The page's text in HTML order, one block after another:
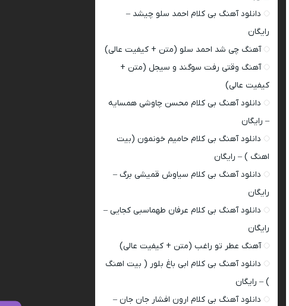
دانلود آهنگ بی کلام احمد سلو چیشد –
رایگان
آهنگ چی شد احمد سلو (متن + کیفیت عالی)
آهنگ وقتی رفت سوگند و سیجل (متن +
کیفیت عالی)
دانلود آهنگ بی کلام محسن چاوشی همسایه
– رایگان
دانلود آهنگ بی کلام حامیم خونمون (بیت
اهنگ ) – رایگان
دانلود آهنگ بی کلام سیاوش قمیشی برگ –
رایگان
دانلود آهنگ بی کلام عرفان طهماسبی کجایی –
رایگان
آهنگ عطر تو راغب (متن + کیفیت عالی)
دانلود آهنگ بی کلام ابی باغ بلور ( بیت اهنگ
) – رایگان
دانلود آهنگ بی کلام ارون افشار جان جان –